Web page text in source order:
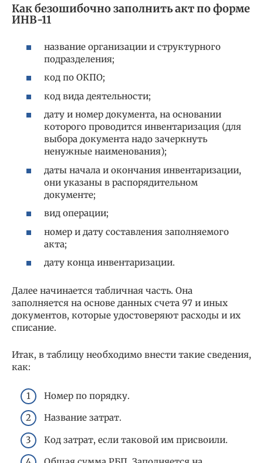
Как безошибочно заполнить акт по форме
ИНВ-11
название организации и структурного
подразделения;
код по ОКПО;
код вида деятельности;
дату и номер документа, на основании
которого проводится инвентаризация (для
выбора документа надо зачеркнуть
ненужные наименования);
даты начала и окончания инвентаризации,
они указаны в распорядительном
документе;
вид операции;
номер и дату составления заполняемого
акта;
дату конца инвентаризации.
Далее начинается табличная часть. Она
заполняется на основе данных счета 97 и иных
документов, которые удостоверяют расходы и их
списание.
Итак, в таблицу необходимо внести такие сведения,
как:
Номер по порядку.
Название затрат.
Код затрат, если таковой им присвоили.